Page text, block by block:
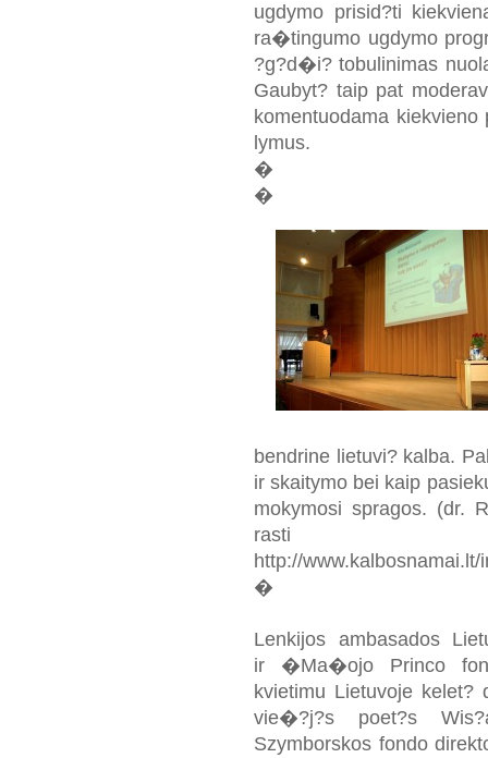
ugdymo prisid?ti
ra�tingumo ugdymo
?g?d�i? tobulinimas
Gaubyt? taip pat
komentuodama
lymus.
�
�
bendrine lietuvi? kalba.
ir skaitymo bei kaip
mokymosi spragos. (dr.
rasti
http://
�
Lenkijos ambasados
ir �Ma�ojo Princo
kvietimu Lietuvoje kelet?
vie�?j?s poet?s
Szymborskos fondo